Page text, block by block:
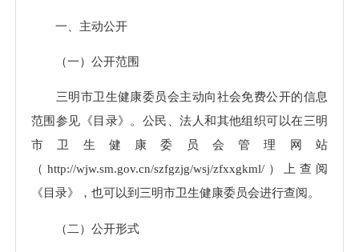
一、主动公开
（一）公开范围
三明市卫生健康委员会主动向社会免费公开的信息
范围参见《目录》。公民、法人和其他组织可以在三明
市卫生健康委员会管理网站
（http://wjw.sm.gov.cn/szfgzjg/wsj/zfxxgkml/）上查阅
《目录》，也可以到三明市卫生健康委员会进行查阅。
（二）公开形式